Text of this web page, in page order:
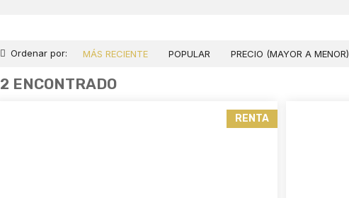
Ordenar por: MÁS RECIENTE POPULAR PRECIO (MAYOR A MENOR)
2 ENCONTRADO
RENTA